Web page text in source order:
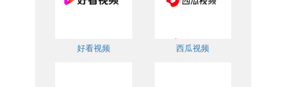
好看视频 西瓜视频